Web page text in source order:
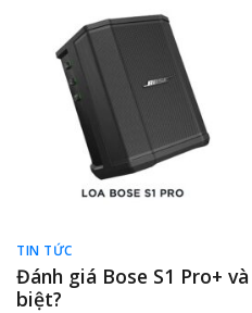
TIN TỨC
Đánh giá Bose S1 Pro+
biệt?